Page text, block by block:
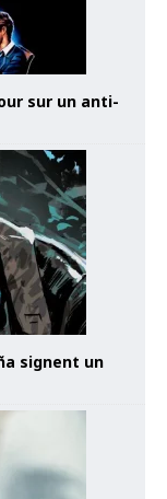
sur un anti-
signent un